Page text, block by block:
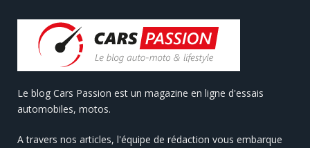
Le blog Cars Passion est un magazine en ligne d'essais
automobiles, motos.
A travers nos articles, l'équipe de rédaction vous embarque